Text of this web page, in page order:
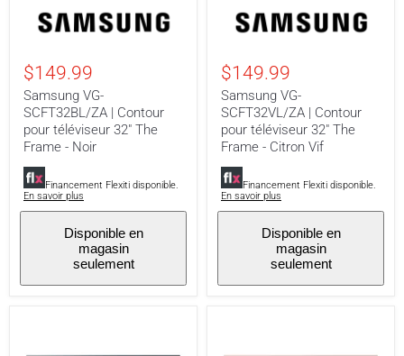
VG-
SCFT32BL/ZA
pour
32"
The
Frame
$149.99
Samsung VG-
SCFT32BL/ZA | Contour
pour téléviseur 32" The
Frame - Noir
Financement Flexiti disponible.
En savoir plus
Disponible en
magasin
seulement
VG-
SCFT32VL/ZA
pour
32"
The
Frame
Vif
$149.99
Samsung VG-
SCFT32VL/ZA | Contour
pour téléviseur 32" The
Frame - Citron Vif
Financement Flexiti disponible.
En savoir plus
Disponible en
magasin
seulement